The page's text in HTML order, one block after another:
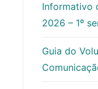
Informativo
2026 – 1º
Guia do